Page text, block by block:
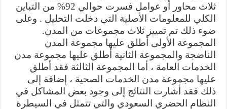
ثلاث محاور أو عوامل فسرت حوالي 92% من التباين
الكلي للمعلومات الأصلية التي دخلت التحليل . وعلى
ضوء ذلك تم تمييز ثلاث مجموعات من المدن.
المجموعة الأولى أطلق عليها مجموعة المدن
الناضجة والمجموعة الثانية أطلق عليها مجموعة مدن
الخدمات العامة ، أما المجموعة الثالثة فقد أطلق
عليها مجموعة مدن الخدمات الصحية ، إضافة إلى
ذلك فقد أشارت النتائج إلى وجود بعض المشاكل في
النظام الحضري السعودي والتي تتمثل في السيطرة